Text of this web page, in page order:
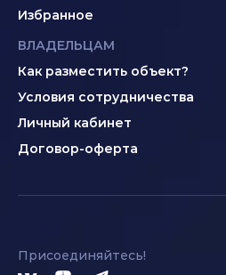
Избранное
ВЛАДЕЛЬЦАМ
Как разместить объект?
Условия сотрудничества
Личный кабинет
Договор-оферта
Присоединяйтесь!